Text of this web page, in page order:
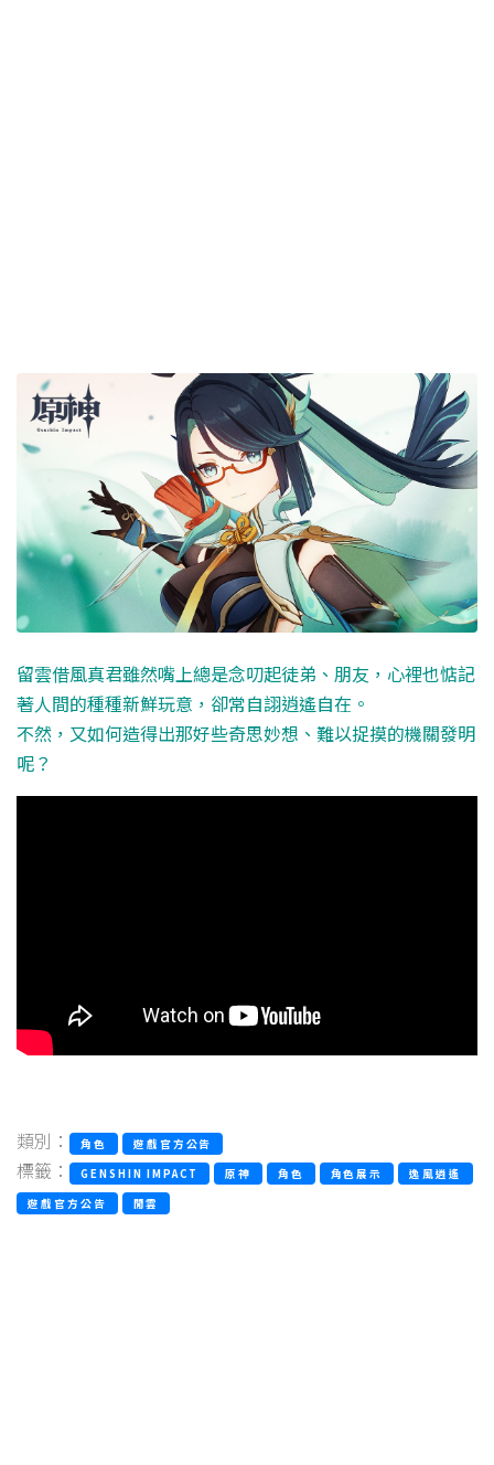
留雲借風真君雖然嘴上總是念叨起徒弟、朋友，心裡也惦記
著人間的種種新鮮玩意，卻常自詡逍遙自在。
不然，又如何造得出那好些奇思妙想、難以捉摸的機關發明
呢？
類別： 角色 遊戲官方公告
標籤： GENSHIN IMPACT 原神 角色 角色展示
逸風逍遙
遊戲官方公告
閒雲